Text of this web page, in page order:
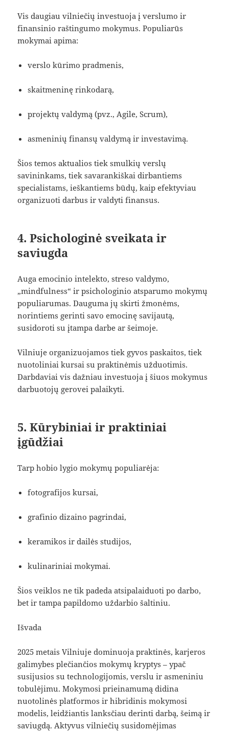
Vis daugiau vilniečių investuoja į verslumo ir
finansinio raštingumo mokymus. Populiarūs
mokymai apima:
verslo kūrimo pradmenis,
skaitmeninę rinkodarą,
projektų valdymą (pvz., Agile, Scrum),
asmeninių finansų valdymą ir investavimą.
Šios temos aktualios tiek smulkių verslų
savininkams, tiek savarankiškai dirbantiems
specialistams, ieškantiems būdų, kaip efektyviau
organizuoti darbus ir valdyti finansus.
4. Psichologinė sveikata ir
saviugda
Auga emocinio intelekto, streso valdymo,
„mindfulness“ ir psichologinio atsparumo mokymų
populiarumas. Dauguma jų skirti žmonėms,
norintiems gerinti savo emocinę savijautą,
susidoroti su įtampa darbe ar šeimoje.
Vilniuje organizuojamos tiek gyvos paskaitos, tiek
nuotoliniai kursai su praktinėmis užduotimis.
Darbdaviai vis dažniau investuoja į šiuos mokymus
darbuotojų gerovei palaikyti.
5. Kūrybiniai ir praktiniai
įgūdžiai
Tarp hobio lygio mokymų populiarėja:
fotografijos kursai,
grafinio dizaino pagrindai,
keramikos ir dailės studijos,
kulinariniai mokymai.
Šios veiklos ne tik padeda atsipalaiduoti po darbo,
bet ir tampa papildomo uždarbio šaltiniu.
Išvada
2025 metais Vilniuje dominuoja praktinės, karjeros
galimybes plečiančios mokymų kryptys – ypač
susijusios su technologijomis, verslu ir asmeniniu
tobulėjimu. Mokymosi prieinamumą didina
nuotolinės platformos ir hibridinis mokymosi
modelis, leidžiantis lanksčiau derinti darbą, šeimą ir
saviugdą. Aktyvus vilniečių susidomėjimas